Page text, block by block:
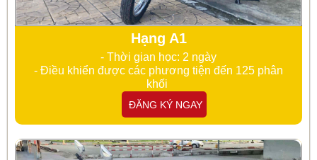
Hạng A1
- Thời gian học: 2 ngày
- Điều khiển được các phương tiện đến 125 phân
khối
ĐĂNG KÝ NGAY